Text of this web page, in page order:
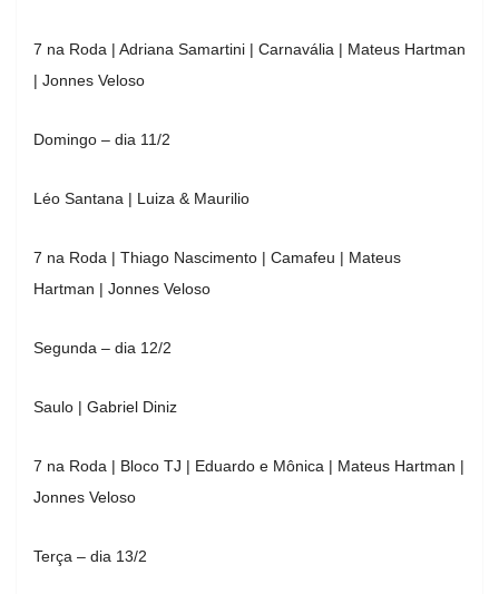
7 na Roda | Adriana Samartini | Carnavália | Mateus Hartman
| Jonnes Veloso
Domingo – dia 11/2
Léo Santana | Luiza & Maurilio
7 na Roda | Thiago Nascimento | Camafeu | Mateus
Hartman | Jonnes Veloso
Segunda – dia 12/2
Saulo | Gabriel Diniz
7 na Roda | Bloco TJ | Eduardo e Mônica | Mateus Hartman |
Jonnes Veloso
Terça – dia 13/2